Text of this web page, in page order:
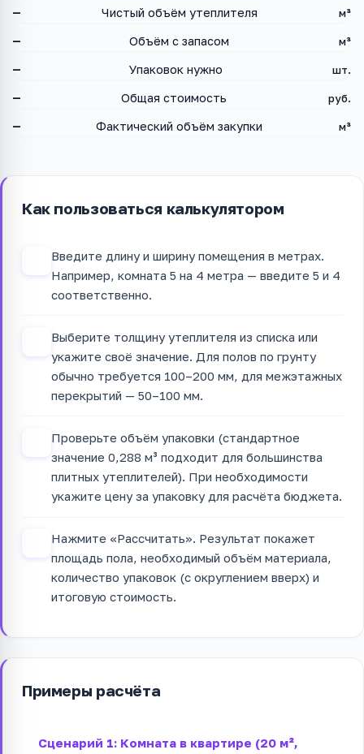
— Чистый объём утеплителя м³
— Объём с запасом м³
— Упаковок нужно шт.
— Общая стоимость руб.
— Фактический объём закупки м³
Как пользоваться калькулятором
Введите длину и ширину помещения в метрах.
Например, комната 5 на 4 метра — введите 5 и 4
соответственно.
Выберите толщину утеплителя из списка или
укажите своё значение. Для полов по грунту
обычно требуется 100–200 мм, для межэтажных
перекрытий — 50–100 мм.
Проверьте объём упаковки (стандартное
значение 0,288 м³ подходит для большинства
плитных утеплителей). При необходимости
укажите цену за упаковку для расчёта бюджета.
Нажмите «Рассчитать». Результат покажет
площадь пола, необходимый объём материала,
количество упаковок (с округлением вверх) и
итоговую стоимость.
Примеры расчёта
Сценарий 1: Комната в квартире (20 м²,